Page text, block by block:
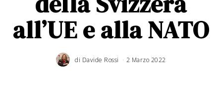
all’UE e alla NATO
di Davide Rossi 2 Marzo 2022